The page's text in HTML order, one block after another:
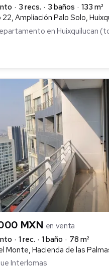
3 recs. 3 baños
133 m²
22, Ampliación Palo Solo,
en Huixquilucan
MXN en venta
1 rec. 1 baño
78 m²
Interlomas